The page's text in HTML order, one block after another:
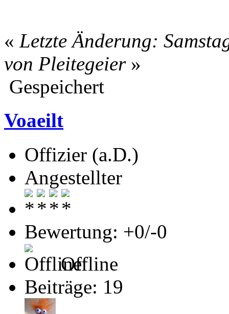
« Letzte Änderung:
von Pleitegeier»
Gespeichert
Voaeilt
Offizier (a.D.)
Angestellter
Bewertung: +0/-0
Offline
Beiträge: 19